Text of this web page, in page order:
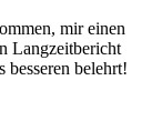
mir einen
Langzeitbericht
besseren belehrt!